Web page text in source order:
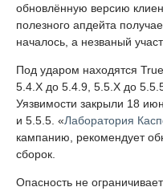
обновлённую версию
полезного апдейта
началось, а незваный
Под ударом находятся
5.4.X до 5.4.9, 5.5.X до
Уязвимости закрыли 18
и 5.5.5. «Лаборатория
кампанию, рекомендует
сборок.
Опасность не